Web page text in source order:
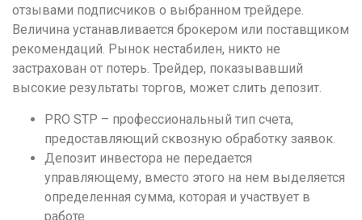
отзывами подписчиков о выбранном трейдере.
Величина устанавливается брокером или поставщиком
рекомендаций. Рынок нестабилен, никто не
застрахован от потерь. Трейдер, показывавший
высокие результаты торгов, может слить депозит.
PRO STP – профессиональный тип счета,
предоставляющий сквозную обработку заявок.
Депозит инвестора не передается
управляющему, вместо этого на нем выделяется
определенная сумма, которая и участвует в
работе.